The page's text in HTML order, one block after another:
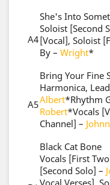
A4
She's Into
Soloist [Second
[Vocal], Soloist
By – Wright*
A5
Bring Your Fine
Harmonica,
Albert*Rhythm
Robert*Vocals
Channel] –
Black Cat Bone
Vocals [First
[Second Solo] –
Vocal Verses],